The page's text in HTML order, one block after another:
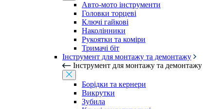
Авто-мото інструменти
Головки торцеві
Ключі гайкові
Наколінники
Рукоятки та коміри
Тримачі біт
Інструмент для монтажу та демонтажу
Інструмент для монтажу та демонтажу
Борідки та кернери
Викрутки
Зубила